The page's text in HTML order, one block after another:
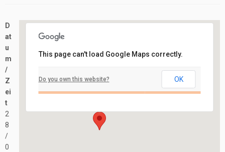
Veranstaltungen
This page can't load Google Maps correctly.
Do you own this website? OK
D
at
u
m
/
Z
ei
t
2
8
/
0